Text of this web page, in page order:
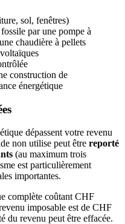
sol, fenêtres)
par une pompe à
chaudière à pellets
construction de
énergétique
dépassent votre revenu
non utilise peut être reporté
(au maximum trois
est particulièrement
importantes.
complète coûtant CHF
imposable est de CHF
du revenu peut être effacée.